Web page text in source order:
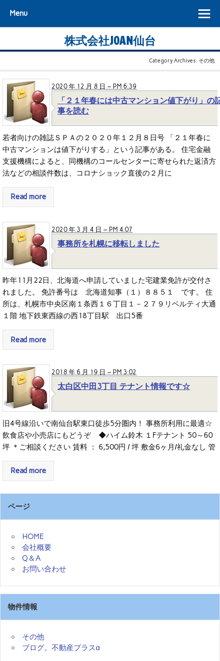
Menu
株式会社JOAN仙台
Category Archives: その他
2020 年 12 月 8 日 – PM 6:39
「２１年春には中古マンション値下がり」の
事を読む
若者向けの雑誌ＳＰＡの２０２０年１２月８日号 「２１年春に
中古マンションは値下がりする」という記事がある。 住宅金融
支援機構によると、同機構のコールセンターに寄せられた返済方
法などの相談件数は、コロナショック直後の２月に
Read more
2020 年 3 月 4 日 – PM 4:07
事務所を札幌に移転しました
昨年11月22日、北海道へ申請していました宅建業免許が交付さ
れました。 免許番号は 北海道知事（１）８８５１ です。 住
所は、札幌市中央区南１条西１６丁目１－２７９リベルティ大通
１階 地下鉄東西線の西18丁目駅 出口5番
Read more
2018 年 6 月 19 日 – PM 3:02
太白区中田3丁目 テナント情報です☆
旧4号線沿いで南仙台駅東口徒歩5分圏内！ 事務所利用に最適☆
飲食店や小売店にもどうぞ ◆ハイム鈴木 １Fテナント 50～60
坪 ＊ご相談ください 賃料 ： 6,500円 / 坪 敷金6ヶ月/礼金なし 管
Read more
ページ
HOME
会社概要
Q＆A
お問い合わせ
物件情報
その他
ブログ。不動産プラスα